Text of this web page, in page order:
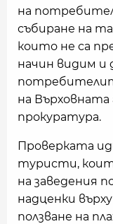
на
събиране на
които не са
начин видим и
на
прокуратура.
Проверката
туристи,
на заведения
надценки
ползване на